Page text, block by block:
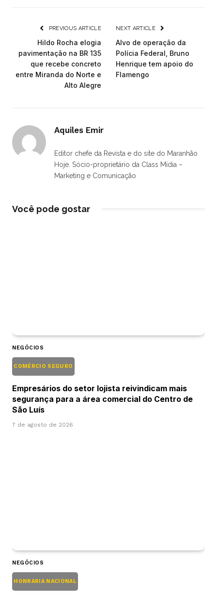
PREVIOUS ARTICLE
Hildo Rocha elogia
pavimentação na BR 135
que recebe concreto
entre Miranda do Norte e
Alto Alegre
NEXT ARTICLE
Alvo de operação da
Polícia Federal, Bruno
Henrique tem apoio do
Flamengo
Aquiles Emir
Editor chefe da Revista e do site do Maranhão
Hoje. Sócio-proprietário da Class Mídia –
Marketing e Comunicação
Você pode gostar
NEGÓCIOS
COMÉRCIO SEGURO
Empresários do setor lojista reivindicam mais
segurança para a área comercial do Centro de
São Luís
7 de agosto de 2026
NEGÓCIOS
HONRARIA NACIONAL